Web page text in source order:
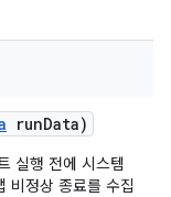
runData)
실행 전에 시스템
비정상 종료를 수집